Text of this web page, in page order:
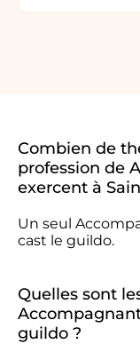
Combien de
profession de
exercent à
Un seul
cast le guildo.
Quelles sont
guildo ?